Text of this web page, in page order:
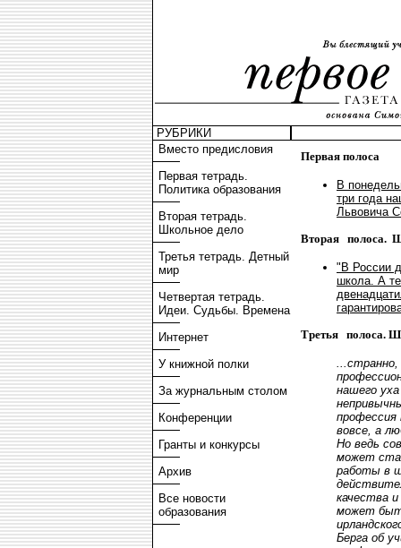
РУБРИКИ
Вместо предисловия
Первая тетрадь.
Политика образования
Вторая тетрадь.
Школьное дело
Третья тетрадь. Детный
мир
Четвертая тетрадь.
Идеи. Судьбы. Времена
Интернет
У книжной полки
За журнальным столом
Конференции
Гранты и конкурсы
Архив
Все новости
образования
Первая полоса
В
три года
Львовича
Вторая полоса.
"В России
школа. А
Третья полоса.
нашего
профессия
вовсе, а
Но ведь
может
работы в
качества
может
Берга об